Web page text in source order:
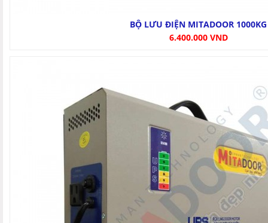
BỘ LƯU ĐIỆN MITADOOR 1000KG
6.400.000 VND